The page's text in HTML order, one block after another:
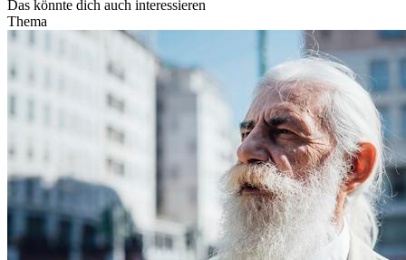
Das könnte dich auch interessieren
Thema